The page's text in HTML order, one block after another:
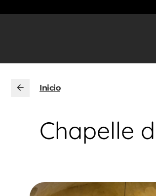
Inicio
Chapelle